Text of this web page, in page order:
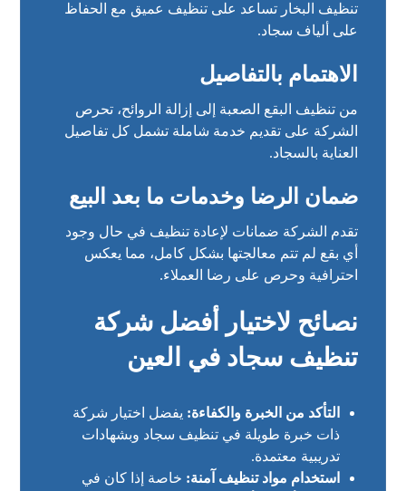
تنظيف البخار تساعد على تنظيف عميق مع الحفاظ
على ألياف سجاد.
الاهتمام بالتفاصيل
من تنظيف البقع الصعبة إلى إزالة الروائح، تحرص
الشركة على تقديم خدمة شاملة تشمل كل تفاصيل
العناية بالسجاد.
ضمان الرضا وخدمات ما بعد البيع
تقدم الشركة ضمانات لإعادة تنظيف في حال وجود
أي بقع لم تتم معالجتها بشكل كامل، مما يعكس
احترافية وحرص على رضا العملاء.
نصائح لاختيار أفضل شركة
تنظيف سجاد في العين
التأكد من الخبرة والكفاءة: يفضل اختيار شركة
ذات خبرة طويلة في تنظيف سجاد وبشهادات
تدريبية معتمدة.
استخدام مواد تنظيف آمنة: خاصة إذا كان في